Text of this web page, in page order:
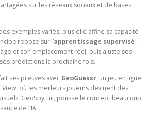
sur les réseaux sociaux et de bases
exemples variés, plus elle affine sa capacité
repose sur l’apprentissage supervisé :
et son emplacement réel, puis ajuste ses
prédictions la prochaine fois.
ses preuves avec GeoGuessr, un jeu en ligne
où les meilleurs joueurs devinent des
GeoSpy, lui, pousse le concept beaucoup
de l’IA.